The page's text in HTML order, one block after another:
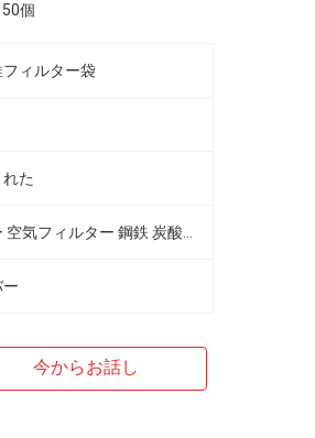
50個
ィルター袋
た
今からお話し